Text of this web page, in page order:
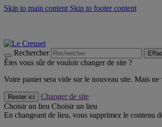
Skip to main content Skip to footer content
Rechercher
Êtes vous sûr de vouloir changer de site ?
Votre panier sera vide sur le nouveau site. Mais
Rester ici
Changer de site
Choisir un lieu Choisir un lieu
En changeant de lieu, vous supprimez le contenu